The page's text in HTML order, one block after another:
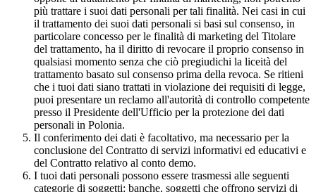
più trattare i suoi dati personali per tali finalità. Nei casi in cui
il trattamento dei suoi dati personali si basi sul consenso, in
particolare concesso per le finalità di marketing del Titolare
del trattamento, ha il diritto di revocare il proprio consenso in
qualsiasi momento senza che ciò pregiudichi la liceità del
trattamento basato sul consenso prima della revoca. Se ritieni
che i tuoi dati siano trattati in violazione dei requisiti di legge,
puoi presentare un reclamo all'autorità di controllo competente
presso il Presidente dell'Ufficio per la protezione dei dati
personali in Polonia.
Il conferimento dei dati è facoltativo, ma necessario per la
conclusione del Contratto di servizi informativi ed educativi e
del Contratto relativo al conto demo.
I tuoi dati personali possono essere trasmessi alle seguenti
categorie di soggetti: banche, soggetti che offrono servizi di